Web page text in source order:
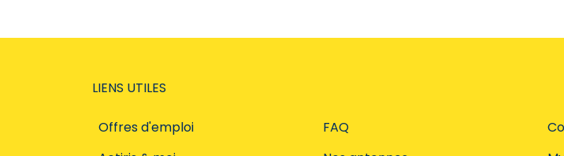
LIENS UTILES
Offres d'emploi
FAQ